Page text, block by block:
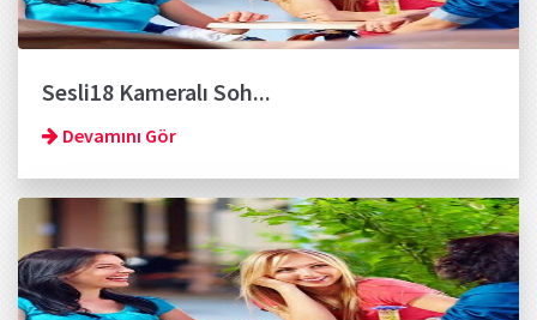
Sesli18 Kameralı Soh...
Devamını Gör